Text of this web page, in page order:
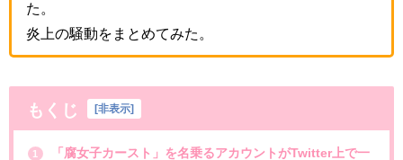
た。
炎上の騒動をまとめてみた。
もくじ [非表示]
1
「腐女子カースト」を名乗るアカウントがTwitter上で一